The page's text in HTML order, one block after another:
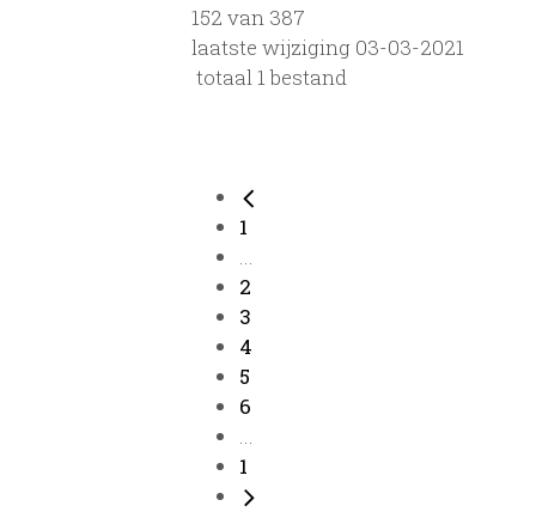
152 van 387
laatste wijziging 03-03-2021
totaal 1 bestand
1
...
2
3
4
5
6
...
1